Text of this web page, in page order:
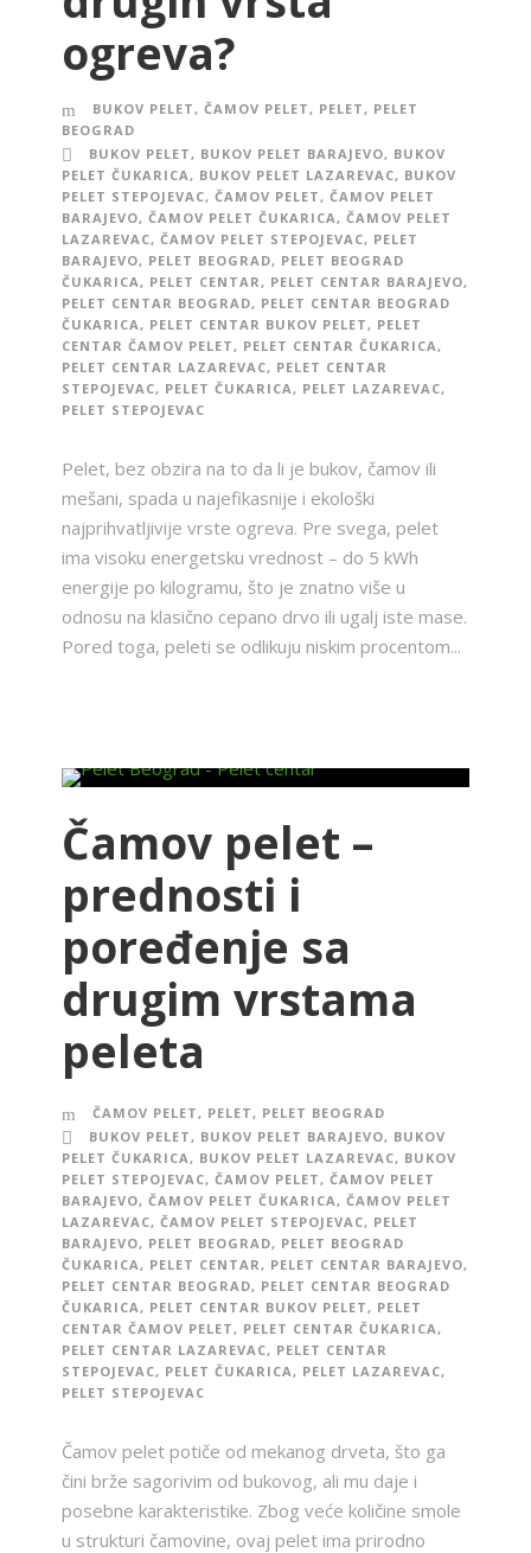
ogreva?
BUKOV PELET , ČAMOV PELET , PELET , PELET
BEOGRAD
BUKOV PELET , BUKOV PELET BARAJEVO, BUKOV
PELET ČUKARICA , BUKOV PELET LAZAREVAC, BUKOV
PELET STEPOJEVAC, ČAMOV PELET , ČAMOV PELET
BARAJEVO, ČAMOV PELET ČUKARICA , ČAMOV PELET
LAZAREVAC, ČAMOV PELET STEPOJEVAC, PELET
BARAJEVO, PELET BEOGRAD, PELET BEOGRAD
ČUKARICA , PELET CENTAR , PELET CENTAR BARAJEVO,
PELET CENTAR BEOGRAD, PELET CENTAR BEOGRAD
ČUKARICA , PELET CENTAR BUKOV PELET , PELET
CENTAR ČAMOV PELET , PELET CENTAR ČUKARICA ,
PELET CENTAR LAZAREVAC, PELET CENTAR
STEPOJEVAC, PELET ČUKARICA , PELET LAZAREVAC,
PELET STEPOJEVAC
Pelet, bez obzira na to da li je bukov, čamov ili
mešani, spada u najefikasnije i ekološki
najprihvatljivije vrste ogreva. Pre svega, pelet
ima visoku energetsku vrednost – do 5 kWh
energije po kilogramu, što je znatno više u
odnosu na klasično cepano drvo ili ugalj iste mase.
Pored toga, peleti se odlikuju niskim procentom...
Čamov pelet –
prednosti i
poređenje sa
drugim vrstama
peleta
ČAMOV PELET , PELET , PELET BEOGRAD
BUKOV PELET , BUKOV PELET BARAJEVO, BUKOV
PELET ČUKARICA , BUKOV PELET LAZAREVAC, BUKOV
PELET STEPOJEVAC, ČAMOV PELET , ČAMOV PELET
BARAJEVO, ČAMOV PELET ČUKARICA , ČAMOV PELET
LAZAREVAC, ČAMOV PELET STEPOJEVAC, PELET
BARAJEVO, PELET BEOGRAD, PELET BEOGRAD
ČUKARICA , PELET CENTAR , PELET CENTAR BARAJEVO,
PELET CENTAR BEOGRAD, PELET CENTAR BEOGRAD
ČUKARICA , PELET CENTAR BUKOV PELET , PELET
CENTAR ČAMOV PELET , PELET CENTAR ČUKARICA ,
PELET CENTAR LAZAREVAC, PELET CENTAR
STEPOJEVAC, PELET ČUKARICA , PELET LAZAREVAC,
PELET STEPOJEVAC
Čamov pelet potiče od mekanog drveta, što ga
čini brže sagorivim od bukovog, ali mu daje i
posebne karakteristike. Zbog veće količine smole
u strukturi čamovine, ovaj pelet ima prirodno